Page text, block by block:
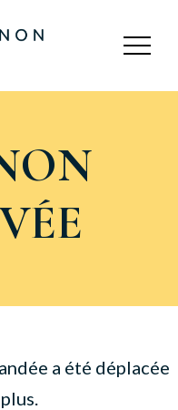
a été déplacée